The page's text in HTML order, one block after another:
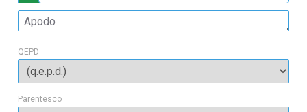
QEPD
Parentesco